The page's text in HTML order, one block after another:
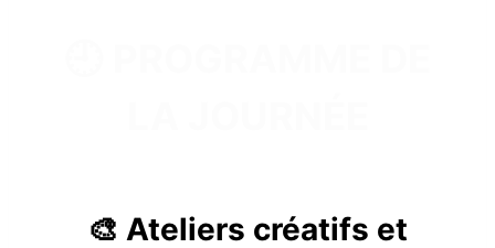
🎨 Ateliers créatifs et